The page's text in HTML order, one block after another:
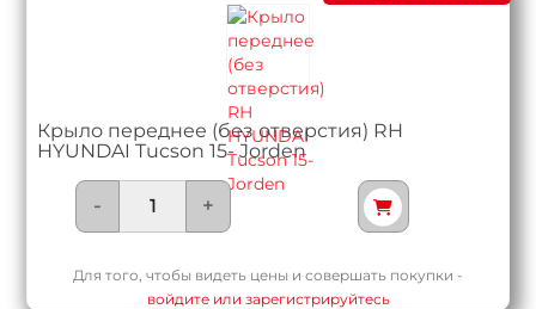
Крыло переднее (без отверстия) RH
HYUNDAI Tucson 15- Jorden
- +
Для того, чтобы видеть цены и совершать покупки -
войдите или зарегистрируйтесь